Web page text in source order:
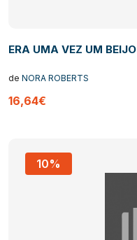
ERA UMA VEZ UM BEIJO
de NORA ROBERTS
16,64€
10%